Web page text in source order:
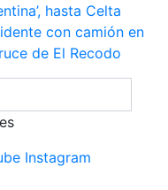
hasta Celta
con camión en
de El Recodo
Instagram